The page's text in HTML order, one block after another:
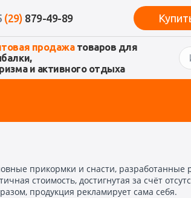
(29) 879-49-89
продажатоваров для
и активного отдыха
прикормки и снасти,
стоимость, достигнутая за счёт
продукция рекламирует сама себя.